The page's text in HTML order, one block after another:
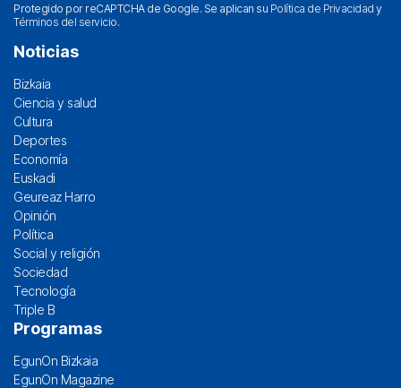
Protegido por reCAPTCHA de Google. Se aplican su Política de Privacidad y
Términos del servicio.
Noticias
Bizkaia
Ciencia y salud
Cultura
Deportes
Economía
Euskadi
Geureaz Harro
Opinión
Política
Social y religión
Sociedad
Tecnología
Triple B
Programas
EgunOn Bizkaia
EgunOn Magazine